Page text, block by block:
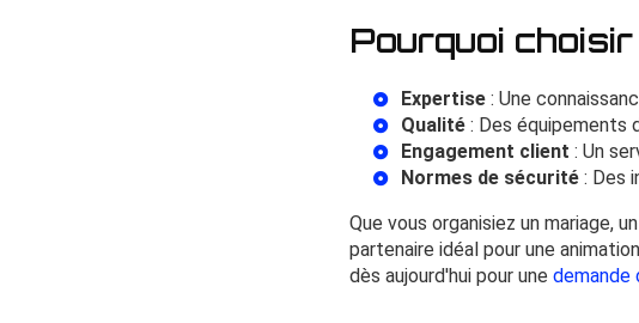
Pourquoi
Expertise : Une
Qualité : Des équipements
Engagement client : Un
Normes de sécurité : Des
Que vous organisiez un mariage,
partenaire idéal pour une
dès aujourd'hui pour une demande